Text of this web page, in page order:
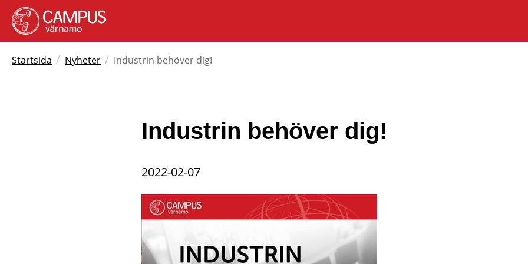
Startsida / Nyheter / Industrin behöver dig!
Industrin behöver dig!
2022-02-07